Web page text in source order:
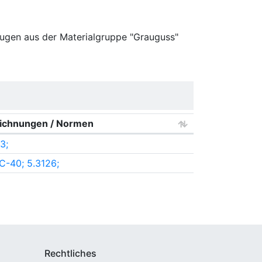
aus der Materialgruppe "Grauguss"
/ Normen
40; 5.3126;
Rechtliches